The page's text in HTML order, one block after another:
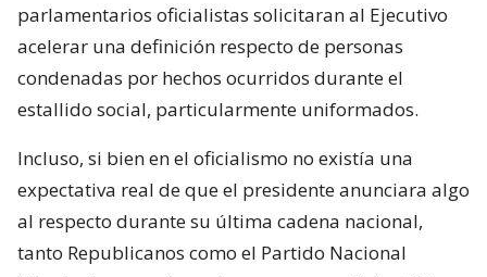
parlamentarios oficialistas solicitaran al Ejecutivo
acelerar una definición respecto de personas
condenadas por hechos ocurridos durante el
estallido social, particularmente uniformados.
Incluso, si bien en el oficialismo no existía una
expectativa real de que el presidente anunciara algo
al respecto durante su última cadena nacional,
tanto Republicanos como el Partido Nacional